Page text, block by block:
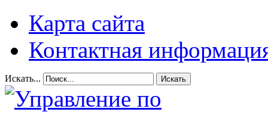
Карта сайта
Контактная
Искать... Искать